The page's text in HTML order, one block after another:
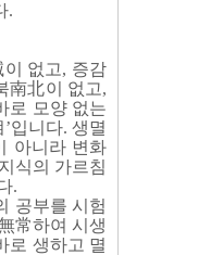
.
없고, 증감
南北이 없고,
로 모양 없는
입니다. 생멸
아니라 변화
식의 가르침
.
공부를 시험
常하여 시생
로 생하고 멸